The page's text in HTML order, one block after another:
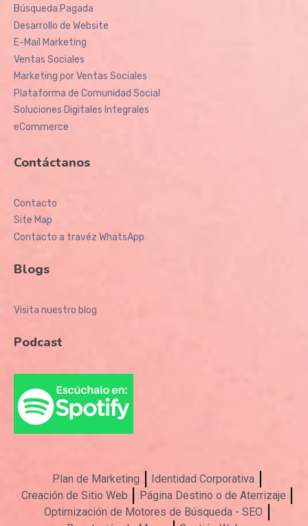
Búsqueda Pagada
Desarrollo de Website
E-Mail Marketing
Ventas Sociales
Marketing por Ventas Sociales
Plataforma de Comunidad Social
Soluciones Digitales Integrales
eCommerce
Contáctanos
Contacto
Site Map
Contacto a travéz WhatsApp
Blogs
Visita nuestro blog
Podcast
Plan de Marketing
Identidad Corporativa
Creación de Sitio Web
Página Destino o de Aterrizaje
Optimización de Motores de Búsqueda - SEO